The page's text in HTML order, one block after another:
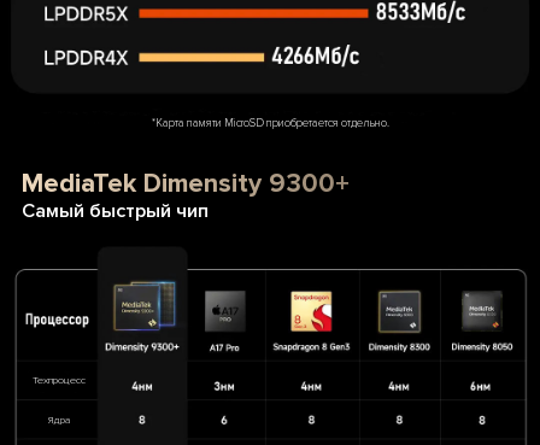
*Карта памяти MicroSD приобретается отдельно.
MediaTek Dimensity 9300+
Самый быстрый чип
Техпроцесс
Ядра